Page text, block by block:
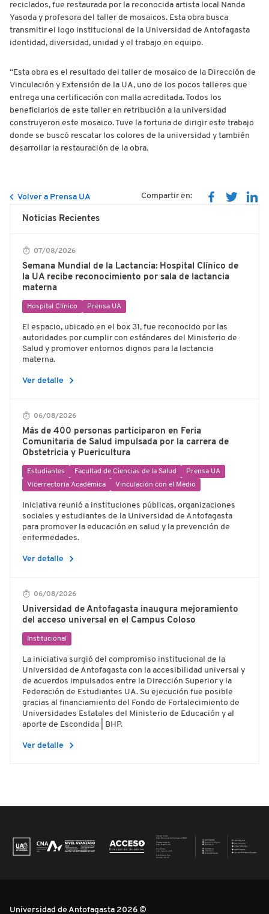
reciclados, fue restaurada por la reconocida artista local Nanda
Yasoda y profesora del taller de mosaicos. Esta obra busca
transmitir el logo institucional de la Universidad de Antofagasta
identidad, diversidad, unidad y el trabajo en equipo.
“Esta obra es el resultado del taller de mosaico de la Dirección de
Vinculación y Extensión de la UA, uno de los pocos talleres que
entrega una certificación con malla acreditada. Todos los
beneficiarios de este taller en retribución a la universidad
construyeron este mosaico. Tuve la fortuna de dirigir este trabajo
donde se buscó rescatar los colores de la universidad y también
desarrollar la restauración de la obra.
Volver a Prensa UA Compartir en:
Noticias Recientes
07/08/2026
Semana Mundial de la Lactancia: Hospital Clínico de
la UA recibe reconocimiento por sala de lactancia
materna
Hospital Clínico Prensa UA
El espacio, ubicado en el box 31, fue reconocido por las
autoridades por cumplir con estándares del Ministerio de
Salud y promover entornos dignos para la lactancia
materna.
Ver detalle chevron_right
06/08/2026
Más de 400 personas participaron en Feria
Comunitaria de Salud impulsada por la carrera de
Obstetricia y Puericultura
Estudiantes Facultad de Ciencias de la Salud
Prensa UA
Vicerrectoría Académica
Vinculación con el Medio
Iniciativa reunió a instituciones públicas, organizaciones
sociales y estudiantes de la Universidad de Antofagasta
para promover la educación en salud y la prevención de
enfermedades.
Ver detalle chevron_right
06/08/2026
Universidad de Antofagasta inaugura mejoramiento
del acceso universal en el Campus Coloso
Institucional
La iniciativa surgió del compromiso institucional de la
Universidad de Antofagasta con la accesibilidad universal y
de acuerdos impulsados entre la Dirección Superior y la
Federación de Estudiantes UA. Su ejecución fue posible
gracias al financiamiento del Fondo de Fortalecimiento de
Universidades Estatales del Ministerio de Educación y al
aporte de Escondida | BHP.
Ver detalle chevron_right
Universidad de Antofagasta 2026 ©